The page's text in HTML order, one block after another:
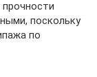
поскольку
по